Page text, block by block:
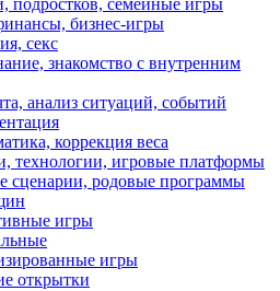
подростков, семейные игры
бизнес-игры
секс
знакомство с внутренним
анализ ситуаций, событий
коррекция веса
технологии, игровые платформы
сценарии, родовые программы
игры
игры
открытки